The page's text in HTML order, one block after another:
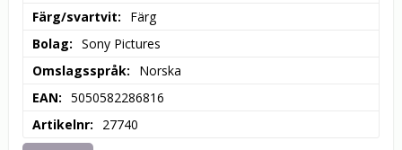
Färg/svartvit
Färg
Bolag
Sony Pictures
Omslagsspråk
Norska
EAN
5050582286816
Artikelnr
27740